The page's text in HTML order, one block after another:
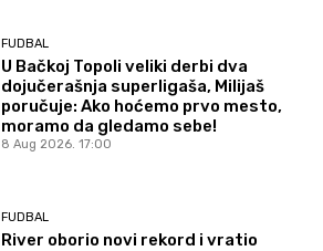
FUDBAL
U Bačkoj Topoli veliki derbi dva
dojučerašnja superligaša, Milijaš
poručuje: Ako hoćemo prvo mesto,
moramo da gledamo sebe!
8 Aug 2026. 17:00
FUDBAL
River oborio novi rekord i vratio